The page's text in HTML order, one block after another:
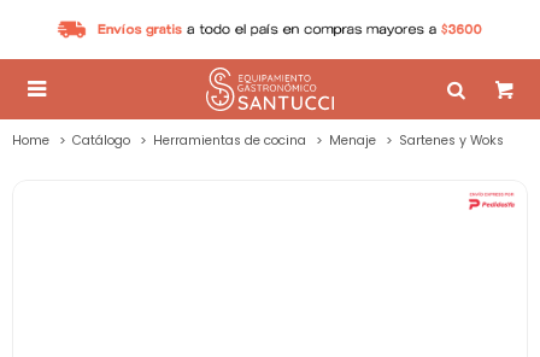

Home Catálogo Herramientas de cocina Menaje Sartenes y Woks